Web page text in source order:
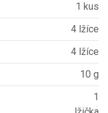
1 kus
4 lžíce
4 lžíce
10 g
1